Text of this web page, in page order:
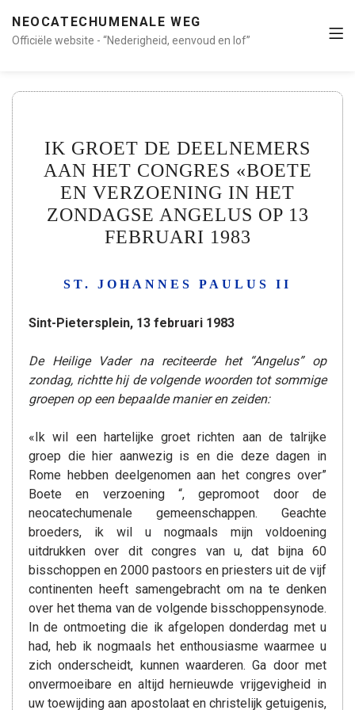
NEOCATECHUMENALE WEG
Officiële website - “Nederigheid, eenvoud en lof”
IK GROET DE DEELNEMERS
AAN HET CONGRES «BOETE
EN VERZOENING IN HET
ZONDAGSE ANGELUS OP 13
FEBRUARI 1983
ST. JOHANNES PAULUS II
Sint-Pietersplein, 13 februari 1983
De Heilige Vader na reciteerde het “Angelus” op
zondag, richtte hij de volgende woorden tot sommige
groepen op een bepaalde manier en zeiden:
«Ik wil een hartelijke groet richten aan de talrijke
groep die hier aanwezig is en die deze dagen in
Rome hebben deelgenomen aan het congres over”
Boete en verzoening “, gepromoot door de
neocatechumenale gemeenschappen. Geachte
broeders, ik wil u nogmaals mijn voldoening
uitdrukken over dit congres van u, dat bijna 60
bisschoppen en 2000 pastoors en priesters uit de vijf
continenten heeft samengebracht om na te denken
over het thema van de volgende bisschoppensynode.
In de ontmoeting die ik afgelopen donderdag met u
had, heb ik nogmaals het enthousiasme waarmee u
zich onderscheidt, kunnen waarderen. Ga door met
onvermoeibare en altijd hernieuwde vrijgevigheid in
uw toewijding aan apostolaat en christelijk getuigenis,